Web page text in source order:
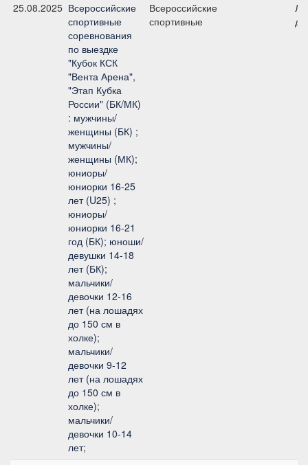
25.08.2025 Всероссийские
спортивные
соревнования
по выездке
"Кубок КСК
"Вента Арена",
"Этап Кубка
России" (БК/МК)
: мужчины/
женщины (БК) ;
мужчины/
женщины (МК);
юниоры/
юниорки 16-25
лет (U25) ;
юниоры/
юниорки 16-21
год (БК); юноши/
девушки 14-18
лет (БК);
мальчики/
девочки 12-16
лет (на лошадях
до 150 см в
холке);
мальчики/
девочки 9-12
лет (на лошадях
до 150 см в
холке);
мальчики/
девочки 10-14
лет;
Всероссийские
спортивные